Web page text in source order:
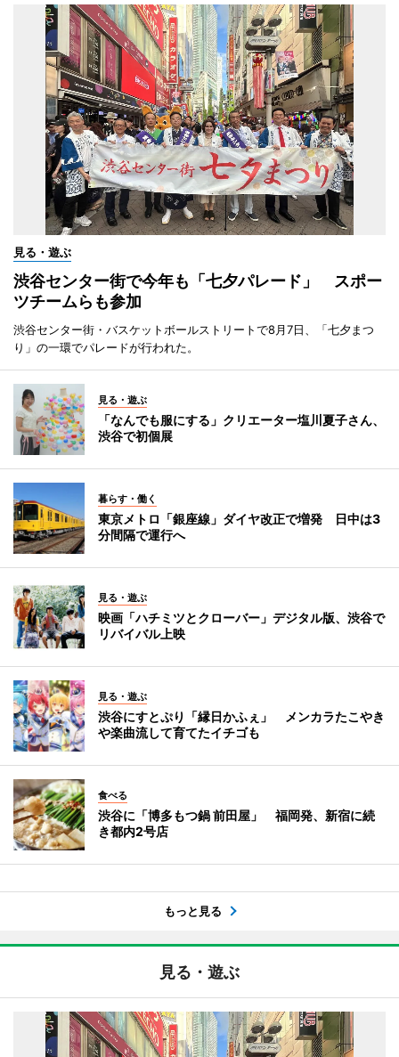
見る・遊ぶ
渋谷センター街で今年も「七夕パレード」 スポー
ツチームらも参加
渋谷センター街・バスケットボールストリートで8月7日、「七夕まつ
り」の一環でパレードが行われた。
見る・遊ぶ
「なんでも服にする」クリエーター塩川夏子さん、
渋谷で初個展
暮らす・働く
東京メトロ「銀座線」ダイヤ改正で増発 日中は3
分間隔で運行へ
見る・遊ぶ
映画「ハチミツとクローバー」デジタル版、渋谷で
リバイバル上映
見る・遊ぶ
渋谷にすとぷり「縁日かふぇ」 メンカラたこやき
や楽曲流して育てたイチゴも
食べる
渋谷に「博多もつ鍋 前田屋」 福岡発、新宿に続
き都内2号店
もっと見る
見る・遊ぶ